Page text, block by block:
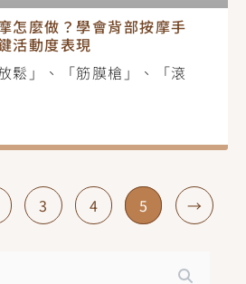
怎麼做？學會背部按摩手
活動度表現
鬆」、「筋膜槍」、「滾
3 4 5 →